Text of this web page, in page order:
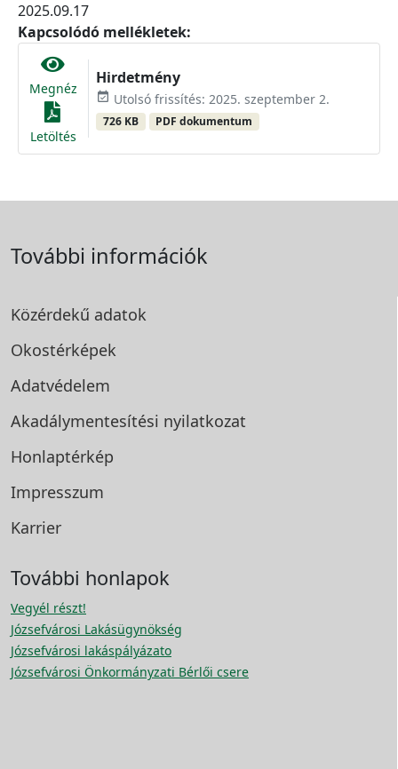
2025.09.17
Kapcsolódó mellékletek:
Megnéz
Letöltés
Hirdetmény
event_available Utolsó frissítés: 2025. szeptember 2.
726 KB PDF dokumentum
További információk
Közérdekű adatok
Okostérképek
Adatvédelem
Akadálymentesítési nyilatkozat
Honlaptérkép
Impresszum
Karrier
További honlapok
Vegyél részt!
Józsefvárosi Lakásügynökség
Józsefvárosi lakáspályázato
Józsefvárosi Önkormányzati Bérlői csere